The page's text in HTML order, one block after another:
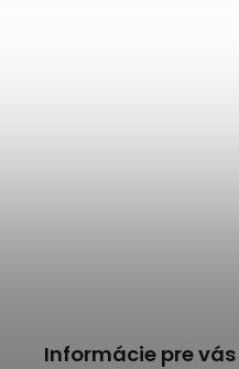
Informácie pre vás